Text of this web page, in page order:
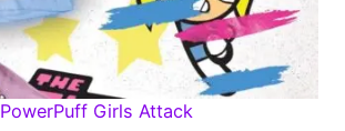
PowerPuff Girls Attack